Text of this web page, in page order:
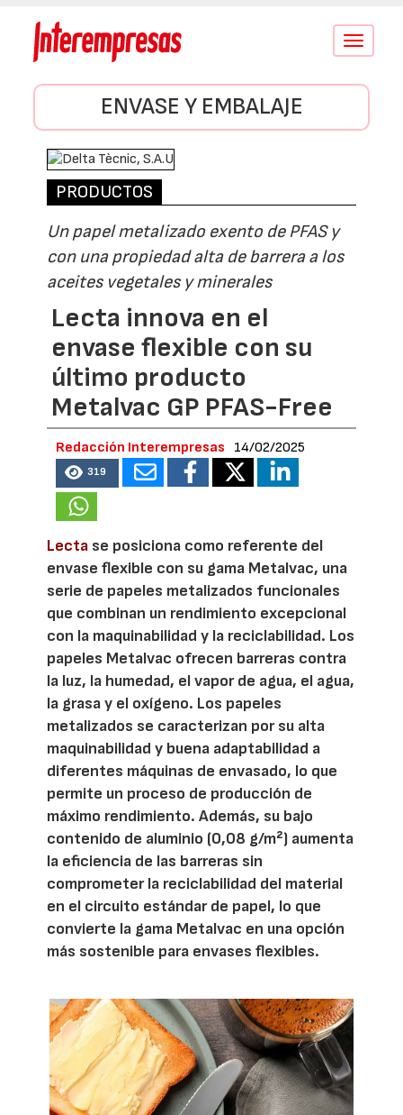
Conmutar
ENVASE Y EMBALAJE
PRODUCTOS
Un papel metalizado exento de PFAS y
con una propiedad alta de barrera a los
aceites vegetales y minerales
Lecta innova en el
envase flexible con su
último producto
Metalvac GP PFAS-Free
Redacción Interempresas 14/02/2025
319
Lecta se posiciona como referente del
envase flexible con su gama Metalvac, una
serie de papeles metalizados funcionales
que combinan un rendimiento excepcional
con la maquinabilidad y la reciclabilidad. Los
papeles Metalvac ofrecen barreras contra
la luz, la humedad, el vapor de agua, el agua,
la grasa y el oxígeno. Los papeles
metalizados se caracterizan por su alta
maquinabilidad y buena adaptabilidad a
diferentes máquinas de envasado, lo que
permite un proceso de producción de
máximo rendimiento. Además, su bajo
contenido de aluminio (0,08 g/m²) aumenta
la eficiencia de las barreras sin
comprometer la reciclabilidad del material
en el circuito estándar de papel, lo que
convierte la gama Metalvac en una opción
más sostenible para envases flexibles.